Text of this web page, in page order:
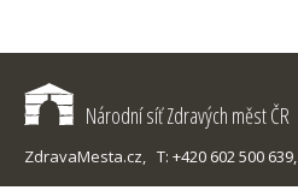
Národní síť Zdravých měst ČR
ZdravaMesta.cz, T: +420 602 500 639,